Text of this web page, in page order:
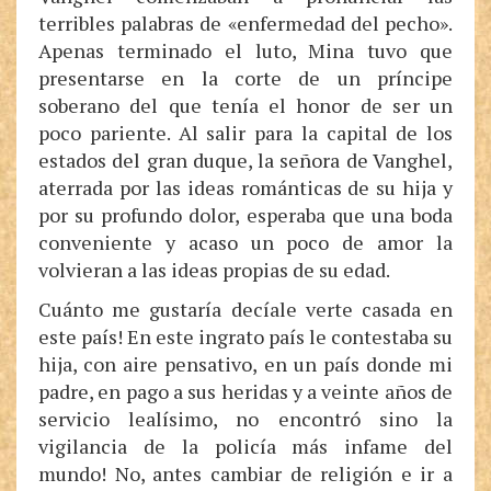
terribles palabras de «enfermedad del pecho».
Apenas terminado el luto, Mina tuvo que
presentarse en la corte de un príncipe
soberano del que tenía el honor de ser un
poco pariente. Al salir para la capital de los
estados del gran duque, la señora de Vanghel,
aterrada por las ideas románticas de su hija y
por su profundo dolor, esperaba que una boda
conveniente y acaso un poco de amor la
volvieran a las ideas propias de su edad.
Cuánto me gustaría decíale verte casada en
este país! En este ingrato país le contestaba su
hija, con aire pensativo, en un país donde mi
padre, en pago a sus heridas y a veinte años de
servicio lealísimo, no encontró sino la
vigilancia de la policía más infame del
mundo! No, antes cambiar de religión e ir a